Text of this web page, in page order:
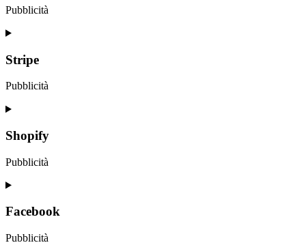
Pubblicità
Consent
service
google-
analytics
Stripe
Pubblicità
Consent
service
stripe
Shopify
Pubblicità
Consent
service
Facebook
Pubblicità